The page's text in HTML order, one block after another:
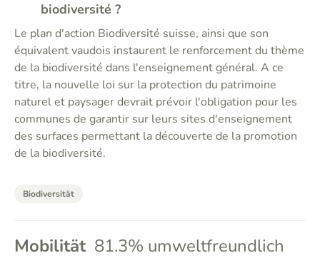
biodiversité ?
Le plan d'action Biodiversité suisse, ainsi que son
équivalent vaudois instaurent le renforcement du thème
de la biodiversité dans l'enseignement général. A ce
titre, la nouvelle loi sur la protection du patrimoine
naturel et paysager devrait prévoir l'obligation pour les
communes de garantir sur leurs sites d'enseignement
des surfaces permettant la découverte de la promotion
de la biodiversité.
Biodiversität
Mobilität 81.3% umweltfreundlich